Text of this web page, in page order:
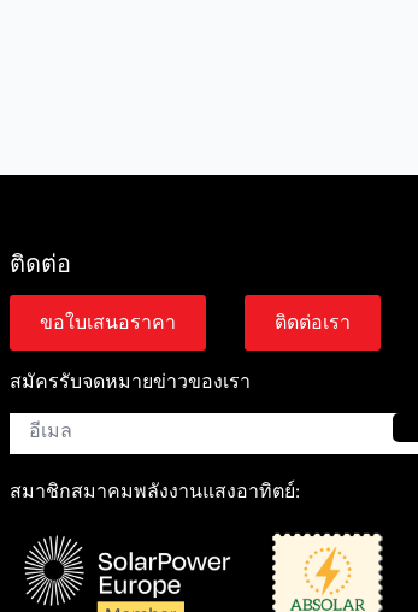
ติดต่อ
ขอใบเสนอราคา ติดต่อเรา
สมัครรับจดหมายข่าวของเรา
อีเมล์
สมาชิกสมาคมพลังงานแสงอาทิตย์: